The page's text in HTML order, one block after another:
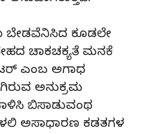
ಬೇಡವೆನಿಸಿದ ಕೂಡಲೇ
ಚಾಕಚಕ್ಯತೆ ಮನಕೆ
ಎಂಬ ಅಗಾಧ
ಅನುಕ್ರಮ
ಬಿಸಾಡುವಂಥ
ಅಸಾಧಾರಣ ಕಡತಗಳ